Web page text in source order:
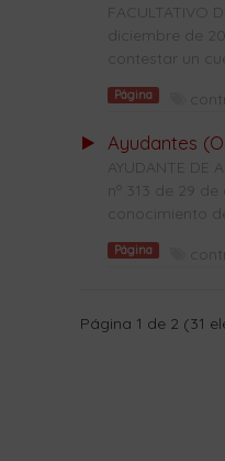
FACULTATIVO
diciembre de
contestar un
Página
Ayudantes
AYUDANTE DE
nº 313 de 29
conocimiento
Página
Página 1 de 2 (31